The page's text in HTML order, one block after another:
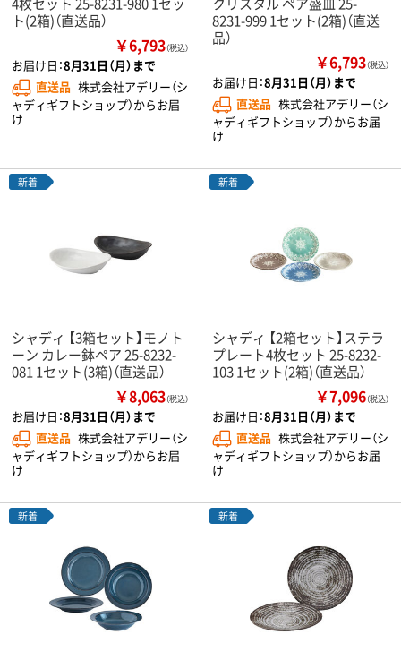
ト(2箱)（直送品）
￥6,793（税込）
お届け日：8月31日（月）まで
直送品 株式会社アデリー（シ
ャディギフトショップ）からお届
け
8231-999 1セット(2箱)（直送
品）
￥6,793（税込）
お届け日：8月31日（月）まで
直送品 株式会社アデリー（シ
ャディギフトショップ）からお届
け
新着
シャディ 【3箱セット】モノト
ーン カレー鉢ペア 25-8232-
081 1セット(3箱)（直送品）
￥8,063（税込）
お届け日：8月31日（月）まで
直送品 株式会社アデリー（シ
ャディギフトショップ）からお届
け
新着
シャディ 【2箱セット】ステラ
プレート4枚セット 25-8232-
103 1セット(2箱)（直送品）
￥7,096（税込）
お届け日：8月31日（月）まで
直送品 株式会社アデリー（シ
ャディギフトショップ）からお届
け
新着 新着